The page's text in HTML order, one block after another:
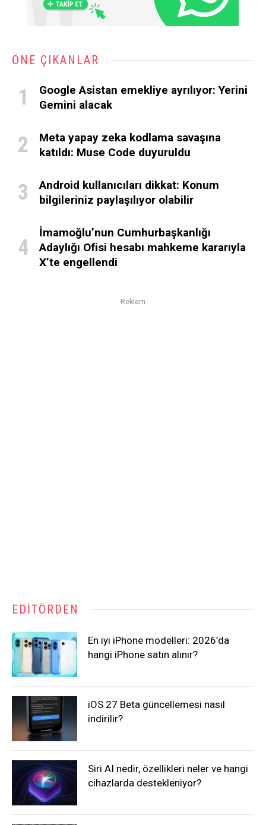
ÖNE ÇIKANLAR
Google Asistan emekliye ayrılıyor: Yerini
Gemini alacak
Meta yapay zeka kodlama savaşına
katıldı: Muse Code duyuruldu
Android kullanıcıları dikkat: Konum
bilgileriniz paylaşılıyor olabilir
İmamoğlu’nun Cumhurbaşkanlığı
Adaylığı Ofisi hesabı mahkeme kararıyla
X’te engellendi
Reklam
EDITÖRDEN
En iyi iPhone modelleri: 2026’da
hangi iPhone satın alınır?
iOS 27 Beta güncellemesi nasıl
indirilir?
Siri AI nedir, özellikleri neler ve hangi
cihazlarda destekleniyor?